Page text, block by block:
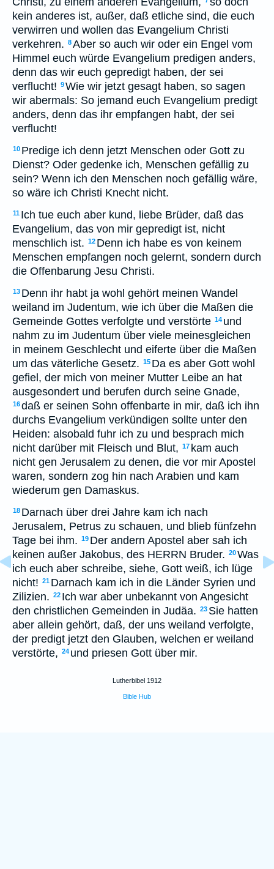
kein anderes ist, außer, daß etliche sind, die euch
verwirren und wollen das Evangelium Christi
verkehren. 8Aber so auch wir oder ein Engel vom
Himmel euch würde Evangelium predigen anders,
denn das wir euch gepredigt haben, der sei
verflucht! 9Wie wir jetzt gesagt haben, so sagen
wir abermals: So jemand euch Evangelium predigt
anders, denn das ihr empfangen habt, der sei
verflucht!
10 Predige ich denn jetzt Menschen oder Gott zu
Dienst? Oder gedenke ich, Menschen gefällig zu
sein? Wenn ich den Menschen noch gefällig wäre,
so wäre ich Christi Knecht nicht.
11 Ich tue euch aber kund, liebe Brüder, daß das
Evangelium, das von mir gepredigt ist, nicht
menschlich ist. 12 Denn ich habe es von keinem
Menschen empfangen noch gelernt, sondern durch
die Offenbarung Jesu Christi.
13 Denn ihr habt ja wohl gehört meinen Wandel
weiland im Judentum, wie ich über die Maßen die
Gemeinde Gottes verfolgte und verstörte 14 und
nahm zu im Judentum über viele meinesgleichen
in meinem Geschlecht und eiferte über die Maßen
um das väterliche Gesetz. 15 Da es aber Gott wohl
gefiel, der mich von meiner Mutter Leibe an hat
ausgesondert und berufen durch seine Gnade,
16daß er seinen Sohn offenbarte in mir, daß ich ihn
durchs Evangelium verkündigen sollte unter den
Heiden: alsobald fuhr ich zu und besprach mich
nicht darüber mit Fleisch und Blut, 17 kam auch
nicht gen Jerusalem zu denen, die vor mir Apostel
waren, sondern zog hin nach Arabien und kam
wiederum gen Damaskus.
18 Darnach über drei Jahre kam ich nach
Jerusalem, Petrus zu schauen, und blieb fünfzehn
Tage bei ihm. 19 Der andern Apostel aber sah ich
keinen außer Jakobus, des HERRN Bruder. 20Was
ich euch aber schreibe, siehe, Gott weiß, ich lüge
nicht! 21 Darnach kam ich in die Länder Syrien und
Zilizien. 22 Ich war aber unbekannt von Angesicht
den christlichen Gemeinden in Judäa. 23 Sie hatten
aber allein gehört, daß, der uns weiland verfolgte,
der predigt jetzt den Glauben, welchen er weiland
verstörte, 24 und priesen Gott über mir.
Lutherbibel 1912
Bible Hub